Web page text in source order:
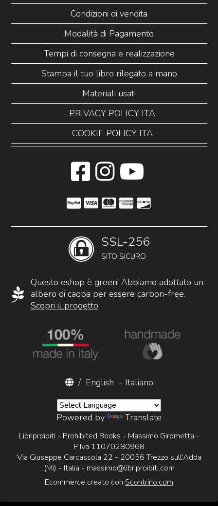
Condizioni di vendita
Modalità di Pagamento
Tempi di consegna e realizzazione
Stampa il tuo libro rilegato a mano
Materiali usati
- PRIVACY POLICY ITA
- COOKIE POLICY ITA
SSL-256
SITO SICURO
Questo eshop è green! Abbiamo adottato un
albero di caoba per essere carbon-free.
Scopri il progetto
/ English - Italiano
Powered by Translate
Libriproibiti - Prohibited Books - Massimo Girometta -
P.Iva 11070280968
Via Giuseppe Carcassola 22 - 20056 Trezzo sull'Adda
(Mi) - Italia - massimo@libriproibiti.com
Ecommerce creato con Scontrino.com